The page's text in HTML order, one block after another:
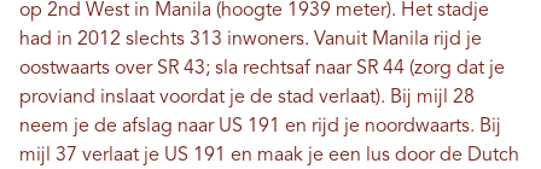
op 2nd West in Manila (hoogte 1939 meter). Het stadje
had in 2012 slechts 313 inwoners. Vanuit Manila rijd je
oostwaarts over SR 43; sla rechtsaf naar SR 44 (zorg dat je
proviand inslaat voordat je de stad verlaat). Bij mijl 28
neem je de afslag naar US 191 en rijd je noordwaarts. Bij
mijl 37 verlaat je US 191 en maak je een lus door de Dutch